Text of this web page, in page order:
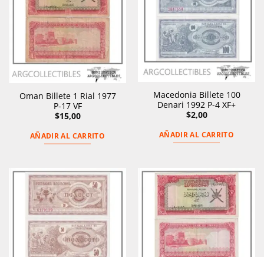
Oman Billete 1 Rial 1977
P-17 VF
$15,00
AÑADIR AL CARRITO
Macedonia Billete 100
Denari 1992 P-4 XF+
$2,00
AÑADIR AL CARRITO